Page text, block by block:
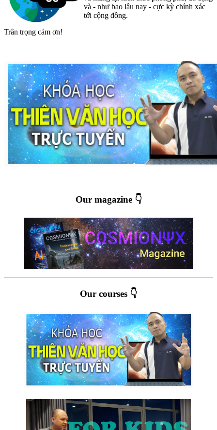
và - như bao lâu nay - cực kỳ chính xác
tới cộng đồng.
Trân trọng cám ơn!
Our magazine 👇
Our courses 👇